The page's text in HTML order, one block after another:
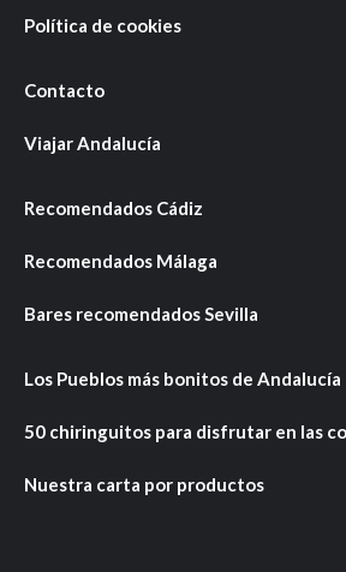
Política de cookies
Contacto
Viajar Andalucía
Recomendados Cádiz
Recomendados Málaga
Bares recomendados Sevilla
Los Pueblos más bonitos de Andalucía
50 chiringuitos para disfrutar en las
Nuestra carta por productos